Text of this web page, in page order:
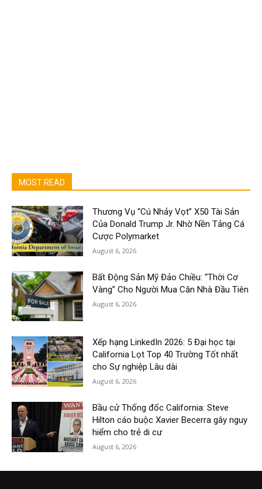
MOST READ
Thương Vụ “Cú Nhảy Vọt” X50 Tài Sản
Của Donald Trump Jr. Nhờ Nền Tảng Cá
Cược Polymarket
August 6, 2026
Bất Động Sản Mỹ Đảo Chiều: “Thời Cơ
Vàng” Cho Người Mua Căn Nhà Đầu Tiên
August 6, 2026
Xếp hạng LinkedIn 2026: 5 Đại học tại
California Lọt Top 40 Trường Tốt nhất
cho Sự nghiệp Lâu dài
August 6, 2026
Bầu cử Thống đốc California: Steve
Hilton cáo buộc Xavier Becerra gây nguy
hiểm cho trẻ di cư
August 6, 2026